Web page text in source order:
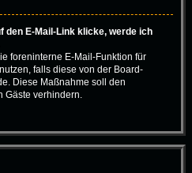
den E-Mail-Link klicke, werde ich
foreninterne E-Mail-Funktion für
falls diese von der Board-
Diese Maßnahme soll den
Gäste verhindern.